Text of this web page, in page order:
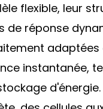
flexible, leur
de réponse
instantanée,